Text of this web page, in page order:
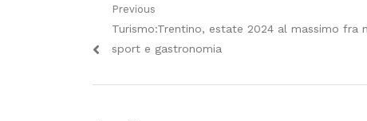
Navigazione
articoli
Previous
Previous
post:
Turismo:Trentino, estate 2024 al massimo fra
sport e gastronomia